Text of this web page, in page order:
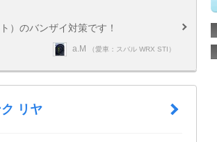
）のバンザイ対策です！
a.M （愛車：スバル WRX STI）
リヤ